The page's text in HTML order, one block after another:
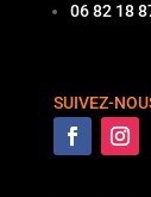
06 82 18
SUIVEZ-